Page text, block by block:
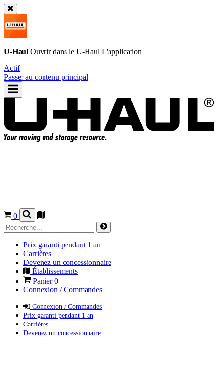
U-Haul Ouvrir dans le U-Haul L'application
Actif
Passer au contenu principal
0
Prix garanti pendant 1 an
Carrières
Devenez un concessionnaire
Établissements
Panier0
Connexion / Commandes
Connexion / Commandes
Prix garanti pendant 1 an
Carrières
Devenez un concessionnaire